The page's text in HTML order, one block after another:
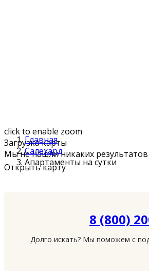
click to enable zoom
Загрузка карты
Мы не нашли никаких результатов
Открыть карту
Главная
Салехард
Апартаменты на сутки
8 (800)
Долго искать? Мы поможем с